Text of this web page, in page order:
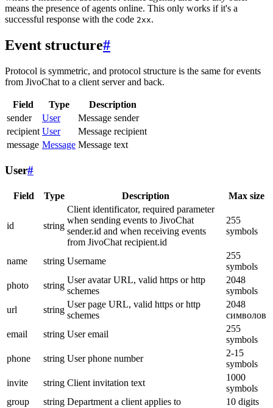
means the presence of agents online. This only works if it's a
successful response with the code 2xx.
Event structure#
Protocol is symmetric, and protocol structure is the same for events
from JivoChat to a client server and back.
Field Type
Description
sender
User
Message sender
recipient User
Message recipient
message Message Message text
User#
Field Type Description Max size
id string
Client identificator, required parameter
when sending events to JivoChat
sender.id and when receiving events
from JivoChat recipient.id
255
symbols
name string Username
255
symbols
photo
string
User avatar URL, valid https or http
schemes
2048
symbols
url
string
User page URL, valid https or http
schemes
2048
символов
email
string User email
255
symbols
phone
string User phone number
2-15
symbols
invite
string Client invitation text
1000
symbols
group
string Department a client applies to
10 digits